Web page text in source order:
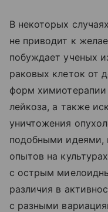
В некоторых
не приводит к
побуждает ученых
раковых клеток от
форм химиотерапии
лейкоза, а также
уничтожения
подобными идеями,
опытов на
с острым
различия в
с разными